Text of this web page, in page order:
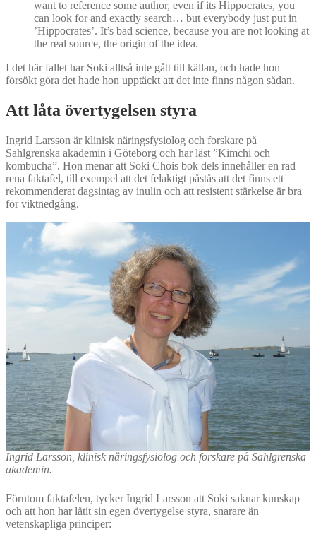
want to reference some author, even if its Hippocrates, you
can look for and exactly search… but everybody just put in
’Hippocrates’. It’s bad science, because you are not looking at
the real source, the origin of the idea.
I det här fallet har Soki alltså inte gått till källan, och hade hon
försökt göra det hade hon upptäckt att det inte finns någon sådan.
Att låta övertygelsen styra
Ingrid Larsson är klinisk näringsfysiolog och forskare på
Sahlgrenska akademin i Göteborg och har läst ”Kimchi och
kombucha”. Hon menar att Soki Chois bok dels innehåller en rad
rena faktafel, till exempel att det felaktigt påstås att det finns ett
rekommenderat dagsintag av inulin och att resistent stärkelse är bra
för viktnedgång.
Ingrid Larsson, klinisk näringsfysiolog och forskare på Sahlgrenska
akademin.
Förutom faktafelen, tycker Ingrid Larsson att Soki saknar kunskap
och att hon har låtit sin egen övertygelse styra, snarare än
vetenskapliga principer: